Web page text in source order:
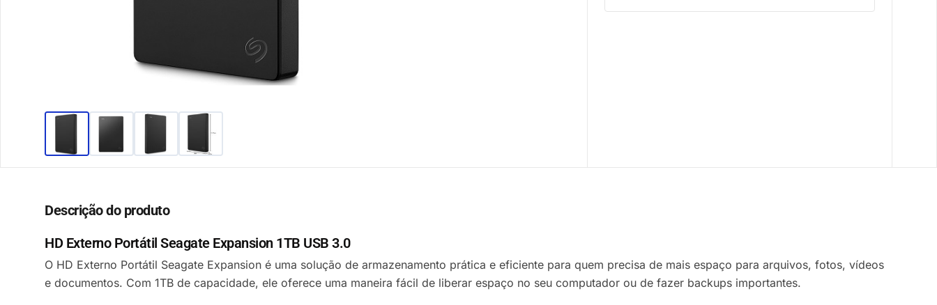
Descrição do produto
HD Externo Portátil Seagate Expansion 1TB USB 3.0
O HD Externo Portátil Seagate Expansion é uma solução de armazenamento prática e eficiente para quem precisa de mais espaço para arquivos, fotos, vídeos
e documentos. Com 1TB de capacidade, ele oferece uma maneira fácil de liberar espaço no seu computador ou de fazer backups importantes.